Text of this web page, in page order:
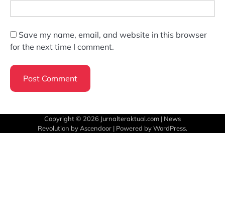
Save my name, email, and website in this browser
for the next time I comment.
Copyright © 2026 Jurnalteraktual.com | News
Revolution byAscendoor | Powered byWordPress.